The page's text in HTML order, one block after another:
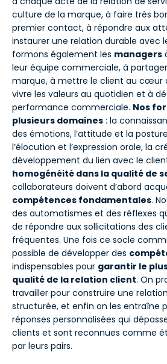
culture de la marque, à faire très
premier contact, à répondre aux
instaurer une relation durable avec
formons également les managers
leur équipe commerciale, à partager
marque, à mettre le client au cœur
vivre les valeurs au quotidien et à
performance commerciale. Nos
plusieurs domaines : la
des émotions, l’attitude et la
l’élocution et l’expression orale, la
développement du lien avec le
homogénéité dans la qualité de
collaborateurs doivent d’abord
compétences fondamentales.
des automatismes et des réflexes
de répondre aux sollicitations des
fréquentes. Une fois ce socle
possible de développer des
indispensables pour garantir le
qualité de la relation client. On
travailler pour construire une
structurée, et enfin on les entraîne
réponses personnalisées qui
clients et sont reconnues comme
par leurs pairs.